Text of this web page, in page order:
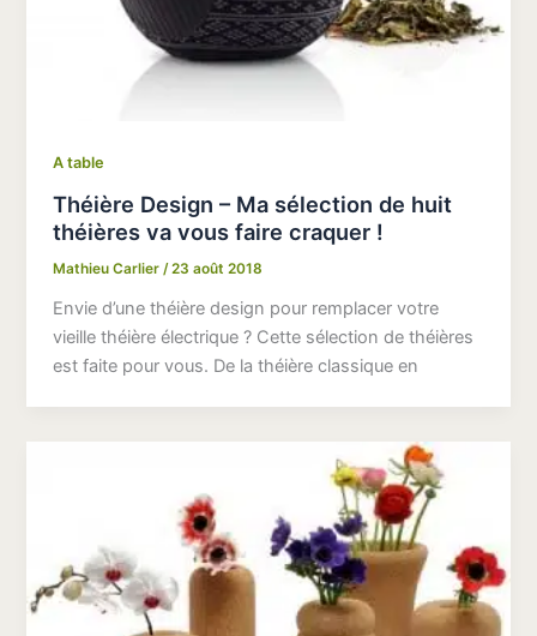
A table
Théière Design – Ma sélection de huit
théières va vous faire craquer !
Mathieu Carlier/23 août 2018
Envie d’une théière design pour remplacer votre
vieille théière électrique ? Cette sélection de théières
est faite pour vous. De la théière classique en